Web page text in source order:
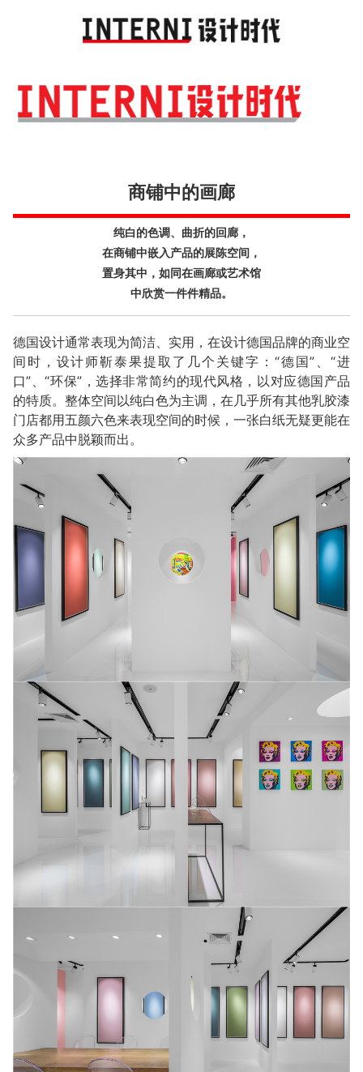
商铺中的画廊
纯白的色调、曲折的回廊，
在商铺中嵌入产品的展陈空间，
置身其中，如同在画廊或艺术馆
中欣赏一件件精品。
德国设计通常表现为简洁、实用，在设计德国品牌的商业空
间时，设计师靳泰果提取了几个关键字：“德国”、“进
口”、“环保”，选择非常简约的现代风格，以对应德国产品
的特质。整体空间以纯白色为主调，在几乎所有其他乳胶漆
门店都用五颜六色来表现空间的时候，一张白纸无疑更能在
众多产品中脱颖而出。